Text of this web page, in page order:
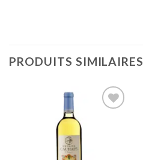
PRODUITS SIMILAIRES